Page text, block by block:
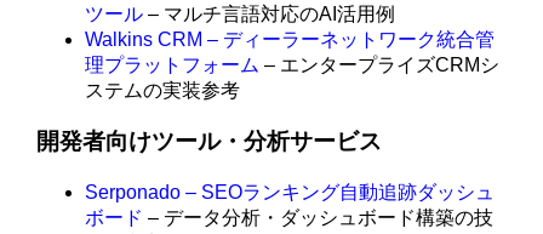
ツール – マルチ言語対応のAI活用例
Walkins CRM – ディーラーネットワーク統合管
理プラットフォーム – エンタープライズCRMシ
ステムの実装参考
開発者向けツール・分析サービス
Serponado – SEOランキング自動追跡ダッシュ
ボード – データ分析・ダッシュボード構築の技